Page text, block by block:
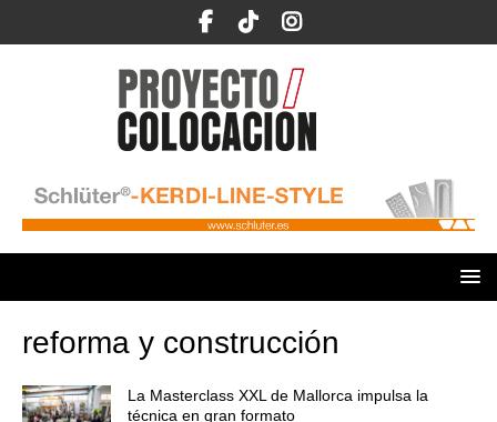
reforma y construcción
La Masterclass XXL de Mallorca impulsa la
técnica en gran formato